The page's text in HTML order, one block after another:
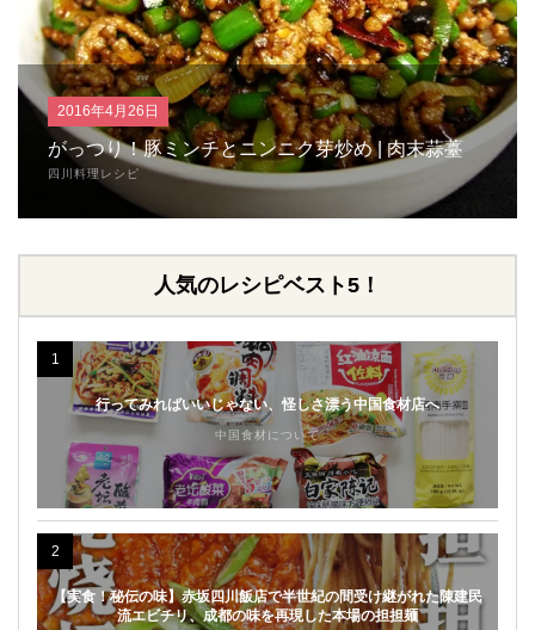
2016年4月26日
がっつり！豚ミンチとニンニク芽炒め | 肉末蒜薹
四川料理レシピ
人気のレシピベスト5！
1
行ってみればいいじゃない、怪しさ漂う中国食材店へ
中国食材について
2
【実食！秘伝の味】赤坂四川飯店で半世紀の間受け継がれた陳建民
流エビチリ、成都の味を再現した本場の担担麺